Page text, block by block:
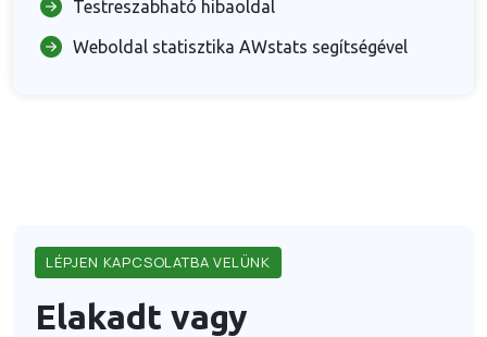
Testreszabható hibaoldal
Weboldal statisztika AWstats segítségével
LÉPJEN KAPCSOLATBA VELÜNK
Elakadt vagy